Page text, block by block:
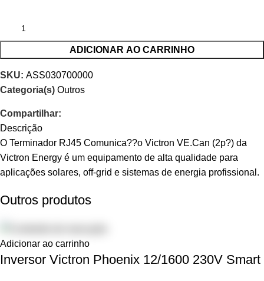
ADICIONAR AO CARRINHO
SKU: ASS030700000
Categoria(s) Outros
Compartilhar:
Descrição
O Terminador RJ45 Comunica??o Victron VE.Can (2p?) da
Victron Energy é um equipamento de alta qualidade para
aplicações solares, off-grid e sistemas de energia profissional.
Outros produtos
Adicionar ao carrinho
Inversor Victron Phoenix 12/1600 230V Smart